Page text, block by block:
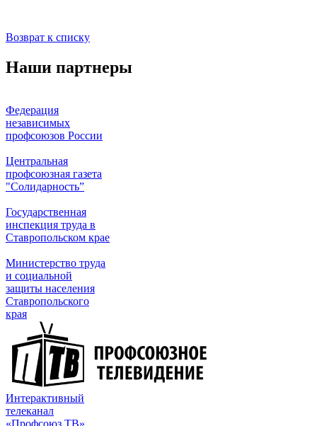
Возврат к списку
Наши партнеры
Федерация
независимых
профсоюзов России
Центральная
профсоюзная газета
"Солидарность”
Государственная
инспекция труда в
Ставропольском крае
Министерство труда
и социальной
защиты населения
Ставропольского
края
Интерактивный
телеканал
«Профсоюз ТВ»